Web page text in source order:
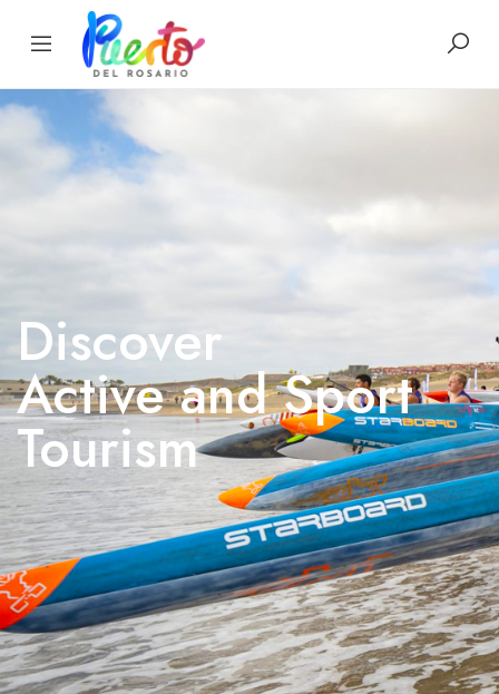
Discover
Active and Sport
Tourism